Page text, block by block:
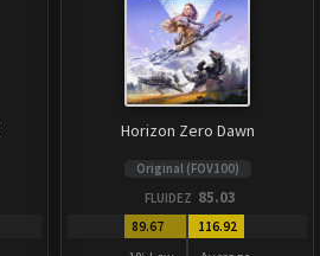
Horizon Zero Dawn
Original (FOV100)
FLUIDEZ 85.03
89.67 116.92